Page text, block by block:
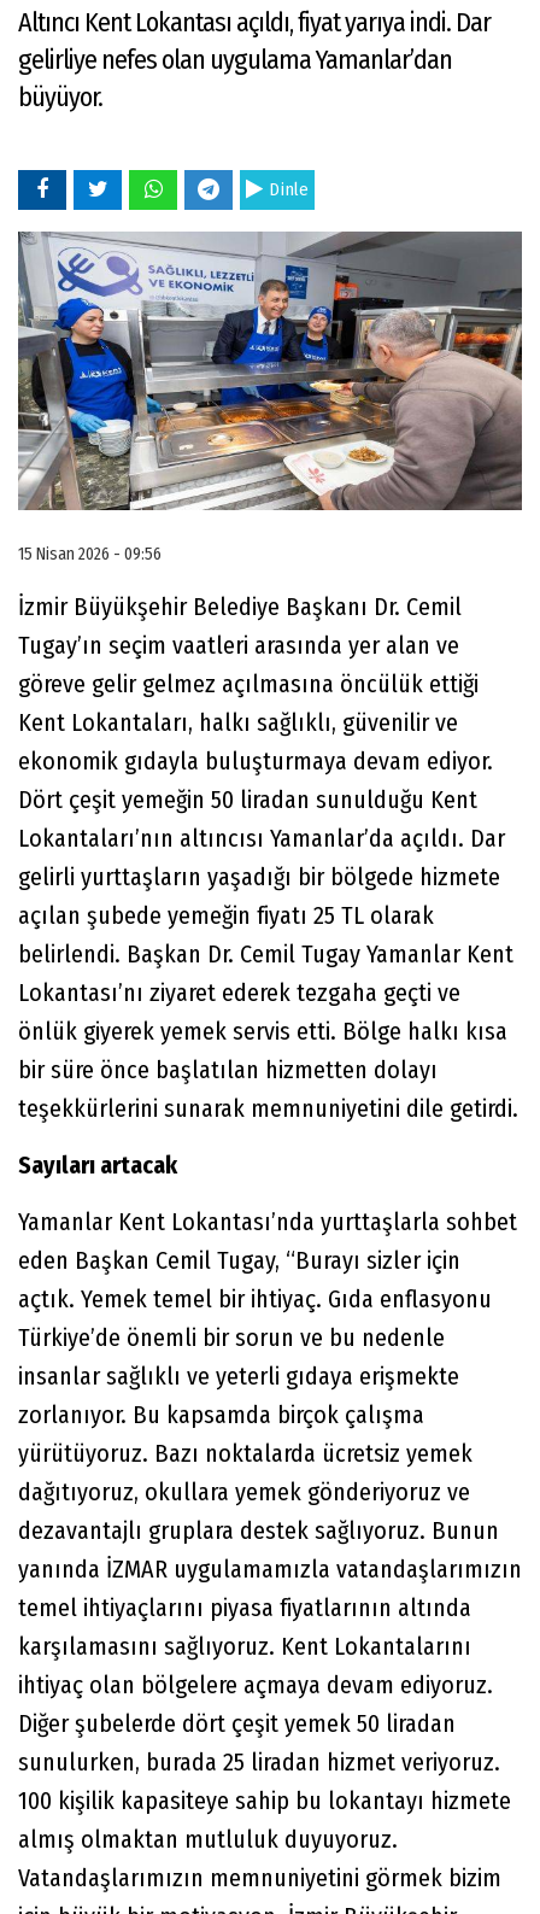
Altıncı Kent Lokantası açıldı, fiyat yarıya indi. Dar
gelirliye nefes olan uygulama Yamanlar’dan
büyüyor.
Dinle
15 Nisan 2026 - 09:56
İzmir Büyükşehir Belediye Başkanı Dr. Cemil
Tugay’ın seçim vaatleri arasında yer alan ve
göreve gelir gelmez açılmasına öncülük ettiği
Kent Lokantaları, halkı sağlıklı, güvenilir ve
ekonomik gıdayla buluşturmaya devam ediyor.
Dört çeşit yemeğin 50 liradan sunulduğu Kent
Lokantaları’nın altıncısı Yamanlar’da açıldı. Dar
gelirli yurttaşların yaşadığı bir bölgede hizmete
açılan şubede yemeğin fiyatı 25 TL olarak
belirlendi. Başkan Dr. Cemil Tugay Yamanlar Kent
Lokantası’nı ziyaret ederek tezgaha geçti ve
önlük giyerek yemek servis etti. Bölge halkı kısa
bir süre önce başlatılan hizmetten dolayı
teşekkürlerini sunarak memnuniyetini dile getirdi.
Sayıları artacak
Yamanlar Kent Lokantası’nda yurttaşlarla sohbet
eden Başkan Cemil Tugay, “Burayı sizler için
açtık. Yemek temel bir ihtiyaç. Gıda enflasyonu
Türkiye’de önemli bir sorun ve bu nedenle
insanlar sağlıklı ve yeterli gıdaya erişmekte
zorlanıyor. Bu kapsamda birçok çalışma
yürütüyoruz. Bazı noktalarda ücretsiz yemek
dağıtıyoruz, okullara yemek gönderiyoruz ve
dezavantajlı gruplara destek sağlıyoruz. Bunun
yanında İZMAR uygulamamızla vatandaşlarımızın
temel ihtiyaçlarını piyasa fiyatlarının altında
karşılamasını sağlıyoruz. Kent Lokantalarını
ihtiyaç olan bölgelere açmaya devam ediyoruz.
Diğer şubelerde dört çeşit yemek 50 liradan
sunulurken, burada 25 liradan hizmet veriyoruz.
100 kişilik kapasiteye sahip bu lokantayı hizmete
almış olmaktan mutluluk duyuyoruz.
Vatandaşlarımızın memnuniyetini görmek bizim